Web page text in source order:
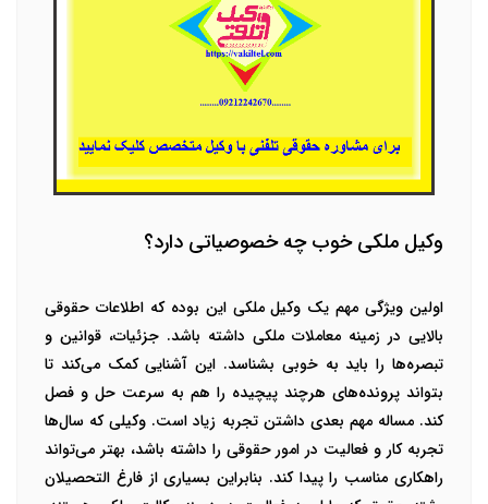
وکیل ملکی خوب چه خصوصیاتی دارد؟
اولین ویژگی مهم یک وکیل ملکی این بوده که اطلاعات حقوقی
بالایی در زمینه معاملات ملکی داشته باشد. جزئیات، قوانین و
تبصره‌ها را باید به خوبی بشناسد. این آشنایی کمک می‌کند تا
بتواند پرونده‌های هرچند پیچیده را هم به سرعت حل و فصل
کند.مساله مهم بعدی داشتن تجربه زیاد است. وکیلی که سال‌ها
تجربه کار و فعالیت در امور حقوقی را داشته باشد، بهتر می‌تواند
راهکاری مناسب را پیدا کند. بنابراین بسیاری از فارغ التحصیلان